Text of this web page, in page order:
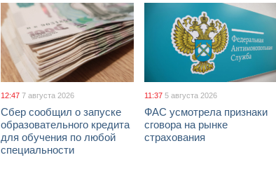
12:47 7 августа 2026
Сбер сообщил о запуске
образовательного кредита
для обучения по любой
специальности
11:37 5 августа 2026
ФАС усмотрела признаки
сговора на рынке
страхования